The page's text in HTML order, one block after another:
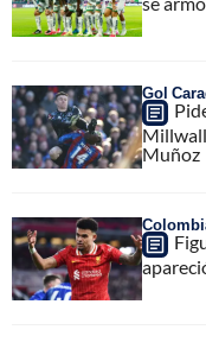
Gol
Muñoz